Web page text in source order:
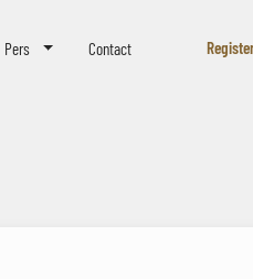
Pers Contact